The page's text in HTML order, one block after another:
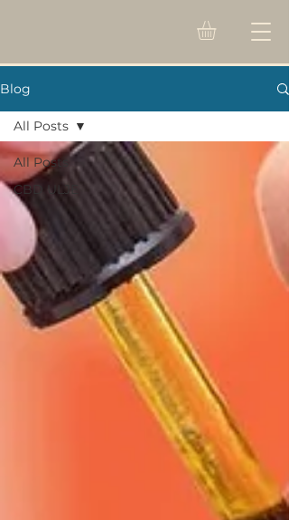
Blog
All Posts
CBD ULJE
All Posts